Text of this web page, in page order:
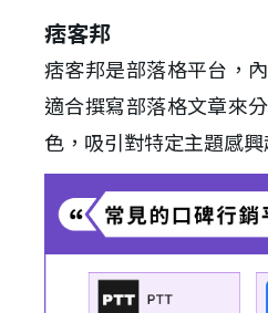
痞客邦
痞客邦是部落格平台，
適合撰寫部落格文章來
色，吸引對特定主題感興